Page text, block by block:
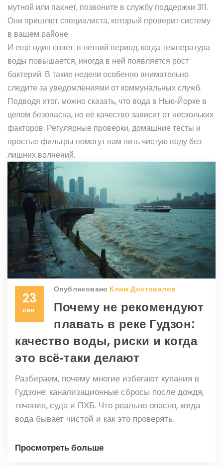
мутной или пахнет, позвоните в службу поддержки 311.
Они пришлют специалиста, который проверит систему
в вашем районе.
И ещё один совет: в летний период, когда температура
воды повышается, иногда в ней появляется рост
бактерий. В такие недели особенно внимательно
следите за уведомлениями от коммунальных служб.
Подводя итог, можно сказать, что вода в Нью‑Йорке в
целом безопасна, но её качество зависит от нескольких
факторов. Регулярные проверки, домашние тесты и
простые фильтры помогут вам пить чистую воду без
лишних волнений.
23
сен
Опубликовано Клим Достовалов
Почему не рекомендуют
плавать в реке Гудзон:
качество воды, риски и когда
это всё‑таки делают
Разбираем, почему многие избегают купания в
Гудзоне: канализационные сбросы после дождя,
течения, суда и ПХБ. Что реально опасно, когда
вода бывает чистой и как это проверять.
Просмотреть больше